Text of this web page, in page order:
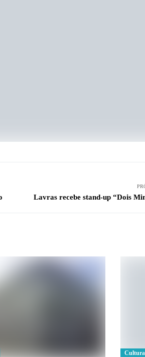
Lavras recebe stand-up “Dois
Cultura